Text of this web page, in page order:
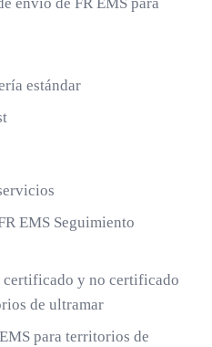
estándar
EMS Seguimiento
certificado y no certificado
de ultramar
para territorios de